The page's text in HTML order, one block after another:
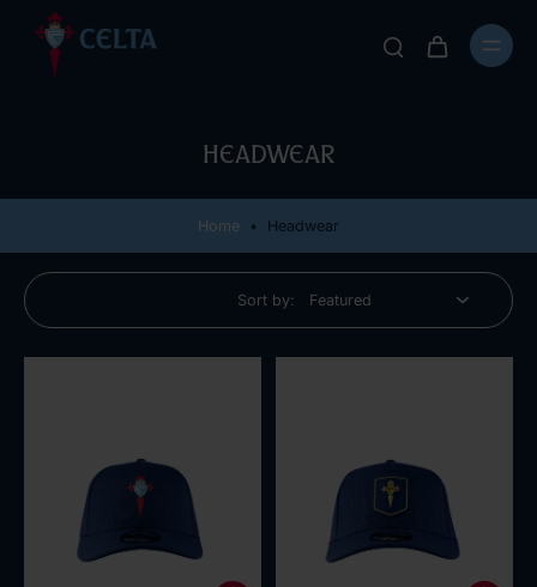
Headwear
Home • Headwear
Sort by: